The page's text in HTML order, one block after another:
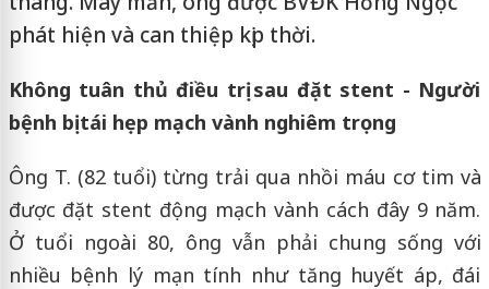
phát hiện và can thiệp kịp thời.
Không tuân thủ điều trị sau đặt stent - Người
bệnh bị tái hẹp mạch vành nghiêm trọng
Ông T. (82 tuổi) từng trải qua nhồi máu cơ tim và
được đặt stent động mạch vành cách đây 9 năm.
Ở tuổi ngoài 80, ông vẫn phải chung sống với
nhiều bệnh lý mạn tính như tăng huyết áp, đái